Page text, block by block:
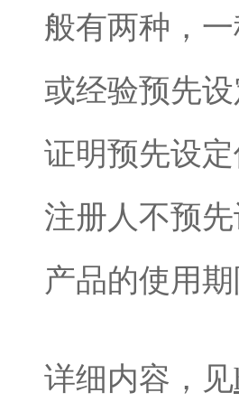
般有两种，
或经验预先
证明预先设
注册人不预
产品的使用期
详细内容，见